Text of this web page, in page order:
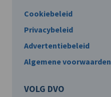
Cookiebeleid
Privacybeleid
Advertentiebeleid
Algemene voorwaarden
VOLG DVO